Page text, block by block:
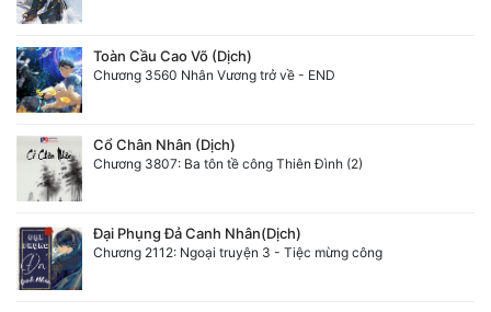
Toàn Cầu Cao Võ (Dịch)
Chương 3560 Nhân Vương trở về - END
Cổ Chân Nhân (Dịch)
Chương 3807: Ba tôn tề công Thiên Đình (2)
Đại Phụng Đả Canh Nhân(Dịch)
Chương 2112: Ngoại truyện 3 - Tiệc mừng công